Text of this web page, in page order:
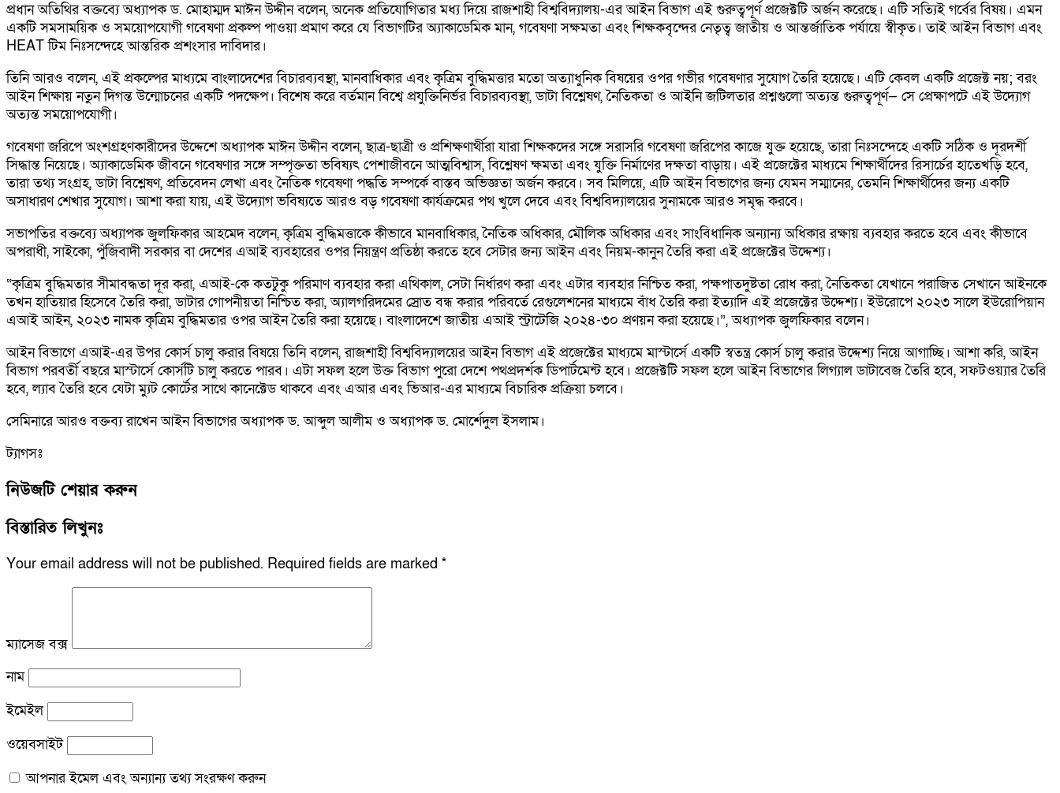
প্রধান অতিথির বক্তব্যে অধ্যাপক ড. মোহাম্মদ মাঈন উদ্দীন বলেন, অনেক প্রতিযোগিতার মধ্য দিয়ে রাজশাহী বিশ্ববিদ্যালয়-এর আইন বিভাগ এই গুরুত্বপূর্ণ প্রজেক্টটি অর্জন করেছে। এটি সত্যিই গর্বের বিষয়। এমন
একটি সমসাময়িক ও সময়োপযোগী গবেষণা প্রকল্প পাওয়া প্রমাণ করে যে বিভাগটির অ্যাকাডেমিক মান, গবেষণা সক্ষমতা এবং শিক্ষকবৃন্দের নেতৃত্ব জাতীয় ও আন্তর্জাতিক পর্যায়ে স্বীকৃত। তাই আইন বিভাগ এবং
HEAT টিম নিঃসন্দেহে আন্তরিক প্রশংসার দাবিদার।
তিনি আরও বলেন, এই প্রকল্পের মাধ্যমে বাংলাদেশের বিচারব্যবস্থা, মানবাধিকার এবং কৃত্রিম বুদ্ধিমত্তার মতো অত্যাধুনিক বিষয়ের ওপর গভীর গবেষণার সুযোগ তৈরি হয়েছে। এটি কেবল একটি প্রজেক্ট নয়; বরং
আইন শিক্ষায় নতুন দিগন্ত উন্মোচনের একটি পদক্ষেপ। বিশেষ করে বর্তমান বিশ্বে প্রযুক্তিনির্ভর বিচারব্যবস্থা, ডাটা বিশ্লেষণ, নৈতিকতা ও আইনি জটিলতার প্রশ্নগুলো অত্যন্ত গুরুত্বপূর্ণ— সে প্রেক্ষাপটে এই উদ্যোগ
অত্যন্ত সময়োপযোগী।
গবেষণা জরিপে অংশগ্রহণকারীদের উদ্দেশে অধ্যাপক মাঈন উদ্দীন বলেন, ছাত্র-ছাত্রী ও প্রশিক্ষণার্থীরা যারা শিক্ষকদের সঙ্গে সরাসরি গবেষণা জরিপের কাজে যুক্ত হয়েছে, তারা নিঃসন্দেহে একটি সঠিক ও দূরদর্শী
সিদ্ধান্ত নিয়েছে। অ্যাকাডেমিক জীবনে গবেষণার সঙ্গে সম্পৃক্ততা ভবিষ্যৎ পেশাজীবনে আত্মবিশ্বাস, বিশ্লেষণ ক্ষমতা এবং যুক্তি নির্মাণের দক্ষতা বাড়ায়। এই প্রজেক্টের মাধ্যমে শিক্ষার্থীদের রিসার্চের হাতেখড়ি হবে,
তারা তথ্য সংগ্রহ, ডাটা বিশ্লেষণ, প্রতিবেদন লেখা এবং নৈতিক গবেষণা পদ্ধতি সম্পর্কে বাস্তব অভিজ্ঞতা অর্জন করবে। সব মিলিয়ে, এটি আইন বিভাগের জন্য যেমন সম্মানের, তেমনি শিক্ষার্থীদের জন্য একটি
অসাধারণ শেখার সুযোগ। আশা করা যায়, এই উদ্যোগ ভবিষ্যতে আরও বড় গবেষণা কার্যক্রমের পথ খুলে দেবে এবং বিশ্ববিদ্যালয়ের সুনামকে আরও সমৃদ্ধ করবে।
সভাপতির বক্তব্যে অধ্যাপক জুলফিকার আহমেদ বলেন, কৃত্রিম বুদ্ধিমত্তাকে কীভাবে মানবাধিকার, নৈতিক অধিকার, মৌলিক অধিকার এবং সাংবিধানিক অন্যান্য অধিকার রক্ষায় ব্যবহার করতে হবে এবং কীভাবে
অপরাধী, সাইকো, পুঁজিবাদী সরকার বা দেশের এআই ব্যবহারের ওপর নিয়ন্ত্রণ প্রতিষ্ঠা করতে হবে সেটার জন্য আইন এবং নিয়ম-কানুন তৈরি করা এই প্রজেক্টের উদ্দেশ্য।
“কৃত্রিম বুদ্ধিমতার সীমাবদ্ধতা দূর করা, এআই-কে কতটুকু পরিমাণ ব্যবহার করা এথিকাল, সেটা নির্ধারণ করা এবং এটার ব্যবহার নিশ্চিত করা, পক্ষপাতদুষ্টতা রোধ করা, নৈতিকতা যেখানে পরাজিত সেখানে আইনকে
তখন হাতিয়ার হিসেবে তৈরি করা, ডাটার গোপনীয়তা নিশ্চিত করা, অ্যালগরিদমের স্রোত বন্ধ করার পরিবর্তে রেগুলেশনের মাধ্যমে বাঁধ তৈরি করা ইত্যাদি এই প্রজেক্টের উদ্দেশ্য। ইউরোপে ২০২৩ সালে ইউরোপিয়ান
এআই আইন, ২০২৩ নামক কৃত্রিম বুদ্ধিমতার ওপর আইন তৈরি করা হয়েছে। বাংলাদেশে জাতীয় এআই স্ট্রাটেজি ২০২৪-৩০ প্রণয়ন করা হয়েছে।”, অধ্যাপক জুলফিকার বলেন।
আইন বিভাগে এআই-এর উপর কোর্স চালু করার বিষয়ে তিনি বলেন, রাজশাহী বিশ্ববিদ্যালয়ের আইন বিভাগ এই প্রজেক্টের মাধ্যমে মাস্টার্সে একটি স্বতন্ত্র কোর্স চালু করার উদ্দেশ্য নিয়ে আগাচ্ছি। আশা করি, আইন
বিভাগ পরবর্তী বছরে মাস্টার্সে কোর্সটি চালু করতে পারব। এটা সফল হলে উক্ত বিভাগ পুরো দেশে পথপ্রদর্শক ডিপার্টমেন্ট হবে। প্রজেক্টটি সফল হলে আইন বিভাগের লিগ্যাল ডাটাবেজ তৈরি হবে, সফটওয়্যার তৈরি
হবে, ল্যাব তৈরি হবে যেটা ম্যুট কোর্টের সাথে কানেক্টেড থাকবে এবং এআর এবং ভিআর-এর মাধ্যমে বিচারিক প্রক্রিয়া চলবে।
সেমিনারে আরও বক্তব্য রাখেন আইন বিভাগের অধ্যাপক ড. আব্দুল আলীম ও অধ্যাপক ড. মোর্শেদুল ইসলাম।
ট্যাগসঃ
নিউজটি শেয়ার করুন
বিস্তারিত লিখুনঃ
Your email address will not be published. Required fields are marked *
ম্যাসেজ বক্স
নাম
ইমেইল
ওয়েবসাইট
আপনার ইমেল এবং অন্যান্য তথ্য সংরক্ষণ করুন